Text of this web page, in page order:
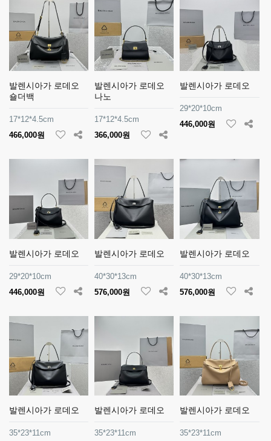
발렌시아가 로데오
숄더백
17*12*4.5cm
466,000원
발렌시아가 로데오
나노
17*12*4.5cm
366,000원
발렌시아가 로데오
29*20*10cm
446,000원
발렌시아가 로데오
29*20*10cm
446,000원
발렌시아가 로데오
40*30*13cm
576,000원
발렌시아가 로데오
40*30*13cm
576,000원
발렌시아가 로데오
35*23*11cm
발렌시아가 로데오
35*23*11cm
발렌시아가 로데오
35*23*11cm